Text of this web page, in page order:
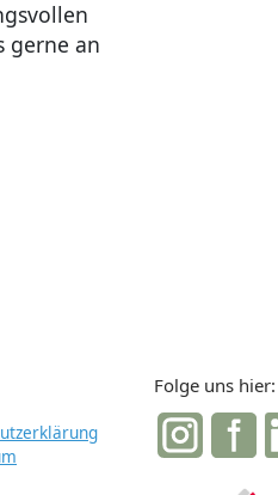
gerne an
Folge uns hier: